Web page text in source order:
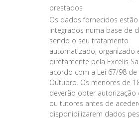
prestados
Os dados fornecidos estão
integrados numa base de
sendo o seu tratamento
automatizado, organizado
diretamente pela Excelis
acordo com a Lei 67/98 de
Outubro. Os menores de
deverão obter autorização
ou tutores antes de
disponibilizarem dados